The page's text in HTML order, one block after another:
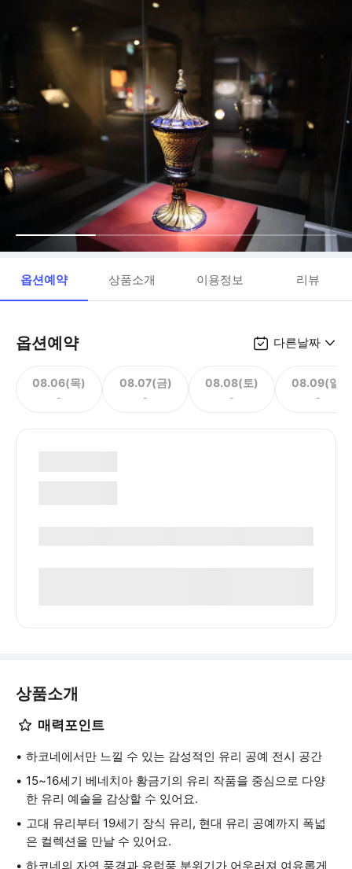
옵션예약 상품소개 이용정보 리뷰
옵션예약 다른날짜
08.06(목)
-
08.07(금)
-
08.08(토)
-
08.09(일)
-
상품소개
매력포인트
하코네에서만 느낄 수 있는 감성적인 유리 공예 전시 공간
15~16세기 베네치아 황금기의 유리 작품을 중심으로 다양
한 유리 예술을 감상할 수 있어요.
고대 유리부터 19세기 장식 유리, 현대 유리 공예까지 폭넓
은 컬렉션을 만날 수 있어요.
하코네의 자연 풍경과 유럽풍 분위기가 어우러져 여유롭게